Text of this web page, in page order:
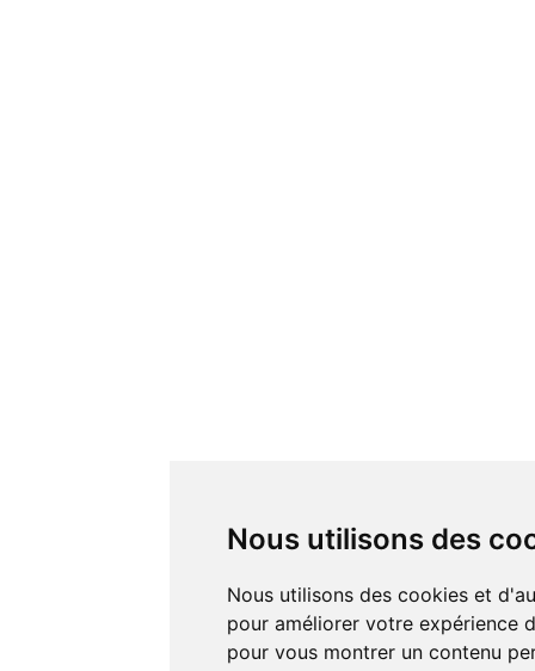
Nous utilisons des
Nous utilisons des cookies et d'autres technologies de suivi
pour améliorer votre expérience
pour vous montrer un contenu